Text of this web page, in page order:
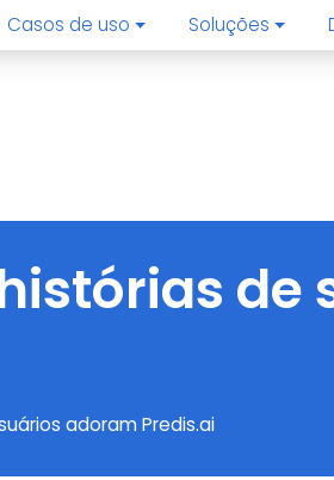
Casos de uso Soluções
de
adoram Predis.ai